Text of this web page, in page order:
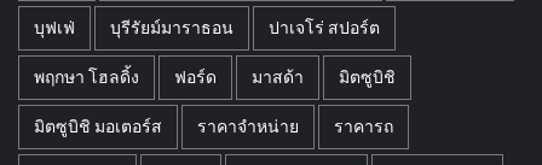
บุฟเฟ่ บุรีรัยม์มาราธอน ปาเจโร่ สปอร์ต
พฤกษา โฮลดิ้ง ฟอร์ด มาสด้า มิตซูบิชิ
มิตซูบิชิ มอเตอร์ส ราคาจำหน่าย ราคารถ